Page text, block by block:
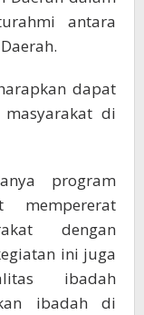
antara
dapat
di
program
dengan
ini juga
ibadah
ibadah di